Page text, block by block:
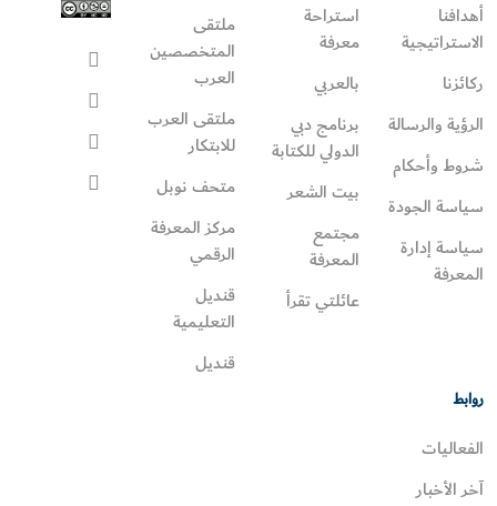
أهدافنا
الاستراتيجية
ركائزنا
الرؤية والرسالة
شروط وأحكام
سياسة الجودة
سياسة إدارة
المعرفة
استراحة
معرفة
بالعربي
برنامج دبي
الدولي للكتابة
بيت الشعر
مجتمع
المعرفة
عائلتي تقرأ‎
ملتقى
المتخصصين
العرب
ملتقى العرب
للابتكار
متحف نوبل
مركز المعرفة
الرقمي
قنديل
التعليمية
قنديل
روابط
الفعاليات
آخر الأخبار